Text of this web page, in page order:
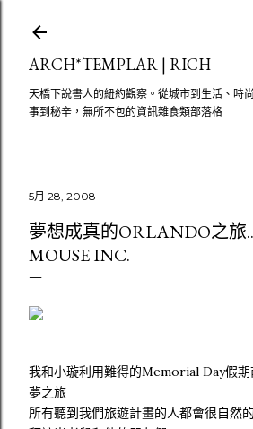
ARCH*TEMPLAR | RICH
天橋下說書人的紐約觀察。從城市到生活、時
事到秘辛，無所不包的資訊雜食類部落格
5月 28, 2008
夢想成真的ORLANDO之旅
MOUSE INC.
我和小璇利用難得的Memorial Day假
夢之旅
所有聽到我們旅遊計畫的人都會很自然